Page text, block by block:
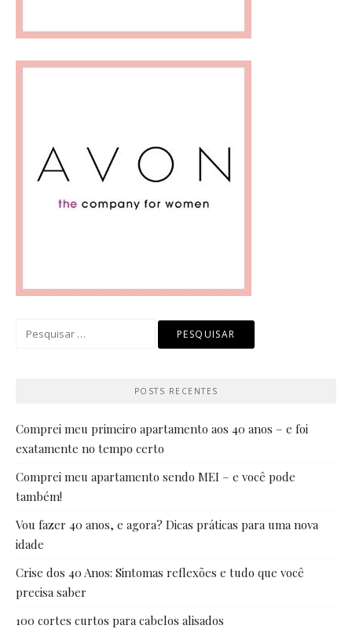
POSTS RECENTES
Comprei meu primeiro apartamento aos 40 anos – e foi
exatamente no tempo certo
Comprei meu apartamento sendo MEI – e você pode
também!
Vou fazer 40 anos, e agora? Dicas práticas para uma nova
idade
Crise dos 40 Anos: Sintomas reflexões e tudo que você
precisa saber
100 cortes curtos para cabelos alisados